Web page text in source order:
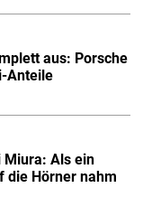
aus: Porsche
Anteile
Miura: Als ein
die Hörner nahm